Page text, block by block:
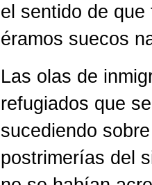
el sentido de
éramos suecos
Las olas de
refugiados que
sucediendo
postrimerías del